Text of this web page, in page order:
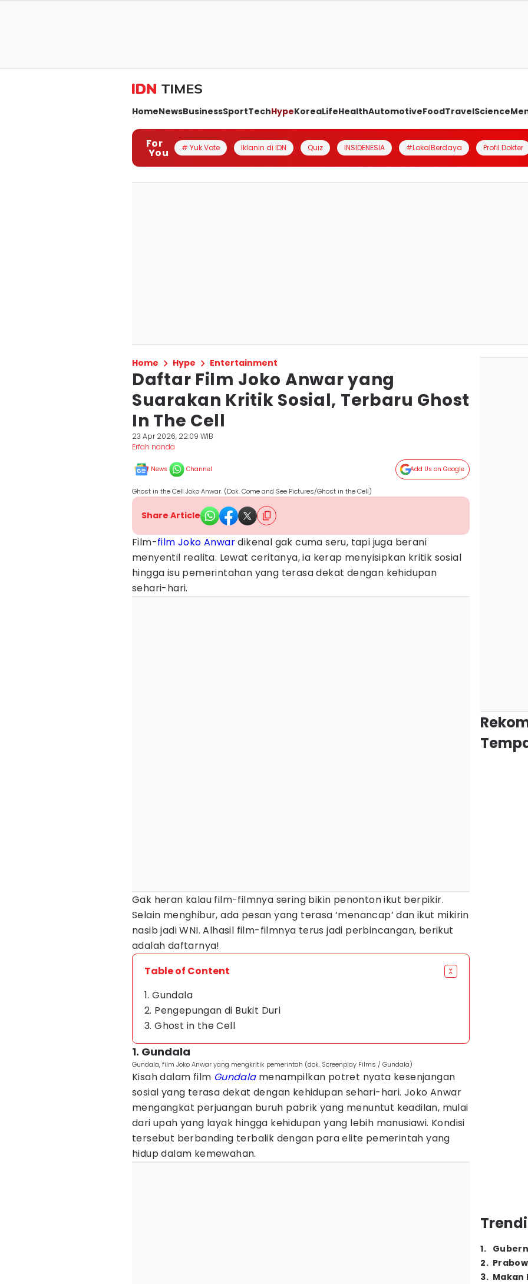
HomeNewsBusinessSportTechHypeKoreaLifeHealthAutomotiveFoodTravelScience
For
You # Yuk Vote Iklanin di IDN Quiz INSIDENESIA #LokalBerdaya Profil Dokter
Home Hype Entertainment
Daftar Film Joko Anwar yang
Suarakan Kritik Sosial, Terbaru Ghost
In The Cell
23 Apr 2026, 22:09 WIB
Erfah nanda
News Channel Add Us on Google
Ghost in the Cell Joko Anwar. (Dok. Come and See Pictures/Ghost in the Cell)
Share Article
Film-film Joko Anwardikenal gak cuma seru, tapi juga berani
menyentil realita. Lewat ceritanya, ia kerap menyisipkan kritik sosial
hingga isu pemerintahan yang terasa dekat dengan kehidupan
sehari-hari.
Gak heran kalau film-filmnya sering bikin penonton ikut berpikir.
Selain menghibur, ada pesan yang terasa ‘menancap’ dan ikut mikirin
nasib jadi WNI. Alhasil film-filmnya terus jadi perbincangan, berikut
adalah daftarnya!
Table of Content
1. Gundala
2. Pengepungan di Bukit Duri
3. Ghost in the Cell
1. Gundala
Gundala, film Joko Anwar yang mengkritik pemerintah (dok. Screenplay Films / Gundala)
Kisah dalam film Gundalamenampilkan potret nyata kesenjangan
sosial yang terasa dekat dengan kehidupan sehari-hari. Joko Anwar
mengangkat perjuangan buruh pabrik yang menuntut keadilan, mulai
dari upah yang layak hingga kehidupan yang lebih manusiawi. Kondisi
tersebut berbanding terbalik dengan para elite pemerintah yang
hidup dalam kemewahan.
1.
2.
3. Makan